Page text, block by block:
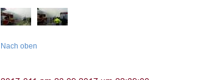
Nach oben